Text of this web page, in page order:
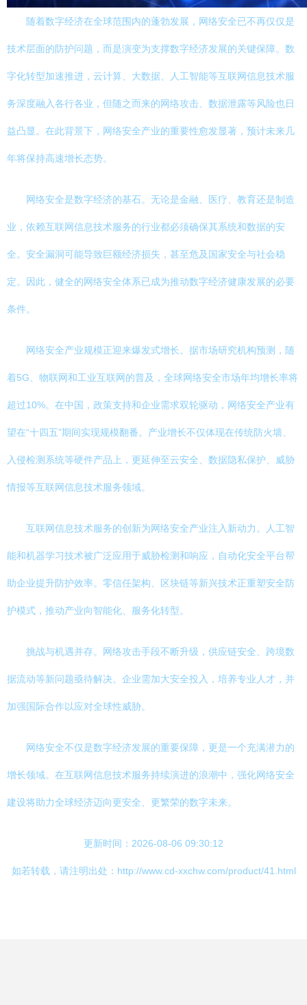
随着数字经济在全球范围内的蓬勃发展，网络安全已不再仅仅是
技术层面的防护问题，而是演变为支撑数字经济发展的关键保障。数
字化转型加速推进，云计算、大数据、人工智能等互联网信息技术服
务深度融入各行各业，但随之而来的网络攻击、数据泄露等风险也日
益凸显。在此背景下，网络安全产业的重要性愈发显著，预计未来几
年将保持高速增长态势。
网络安全是数字经济的基石。无论是金融、医疗、教育还是制造
业，依赖互联网信息技术服务的行业都必须确保其系统和数据的安
全。安全漏洞可能导致巨额经济损失，甚至危及国家安全与社会稳
定。因此，健全的网络安全体系已成为推动数字经济健康发展的必要
条件。
网络安全产业规模正迎来爆发式增长。据市场研究机构预测，随
着5G、物联网和工业互联网的普及，全球网络安全市场年均增长率将
超过10%。在中国，政策支持和企业需求双轮驱动，网络安全产业有
望在“十四五”期间实现规模翻番。产业增长不仅体现在传统防火墙、
入侵检测系统等硬件产品上，更延伸至云安全、数据隐私保护、威胁
情报等互联网信息技术服务领域。
互联网信息技术服务的创新为网络安全产业注入新动力。人工智
能和机器学习技术被广泛应用于威胁检测和响应，自动化安全平台帮
助企业提升防护效率。零信任架构、区块链等新兴技术正重塑安全防
护模式，推动产业向智能化、服务化转型。
挑战与机遇并存。网络攻击手段不断升级，供应链安全、跨境数
据流动等新问题亟待解决。企业需加大安全投入，培养专业人才，并
加强国际合作以应对全球性威胁。
网络安全不仅是数字经济发展的重要保障，更是一个充满潜力的
增长领域。在互联网信息技术服务持续演进的浪潮中，强化网络安全
建设将助力全球经济迈向更安全、更繁荣的数字未来。
更新时间：2026-08-06 09:30:12
如若转载，请注明出处：http://www.cd-xxchw.com/product/41.html